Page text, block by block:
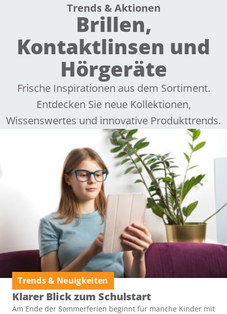
Trends & Aktionen
Brillen,
Kontaktlinsen und
Hörgeräte
Frische Inspirationen aus dem Sortiment.
Entdecken Sie neue Kollektionen,
Wissenswertes und innovative Produkttrends.
Trends & Neuigkeiten
Klarer Blick zum Schulstart
Am Ende der Sommerferien beginnt für manche Kinder mit